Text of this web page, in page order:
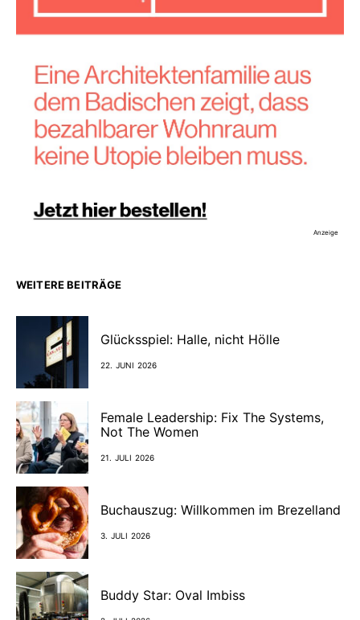
Anzeige
WEITERE BEITRÄGE
Glücksspiel: Halle, nicht Hölle
22. JUNI 2026
Female Leadership: Fix The Systems,
Not The Women
21. JULI 2026
Buchauszug: Willkommen im Brezelland
3. JULI 2026
Buddy Star: Oval Imbiss